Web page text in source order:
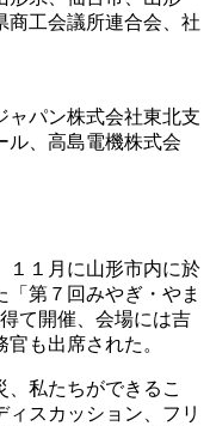
商工会議所連合会、社
ャパン株式会社東北支
ル、高島電機株式会
１１月に山形市内に於
第７回みやぎ・やま
て開催、会場には吉
も出席された。
私たちができるこ
スカッション、フリ